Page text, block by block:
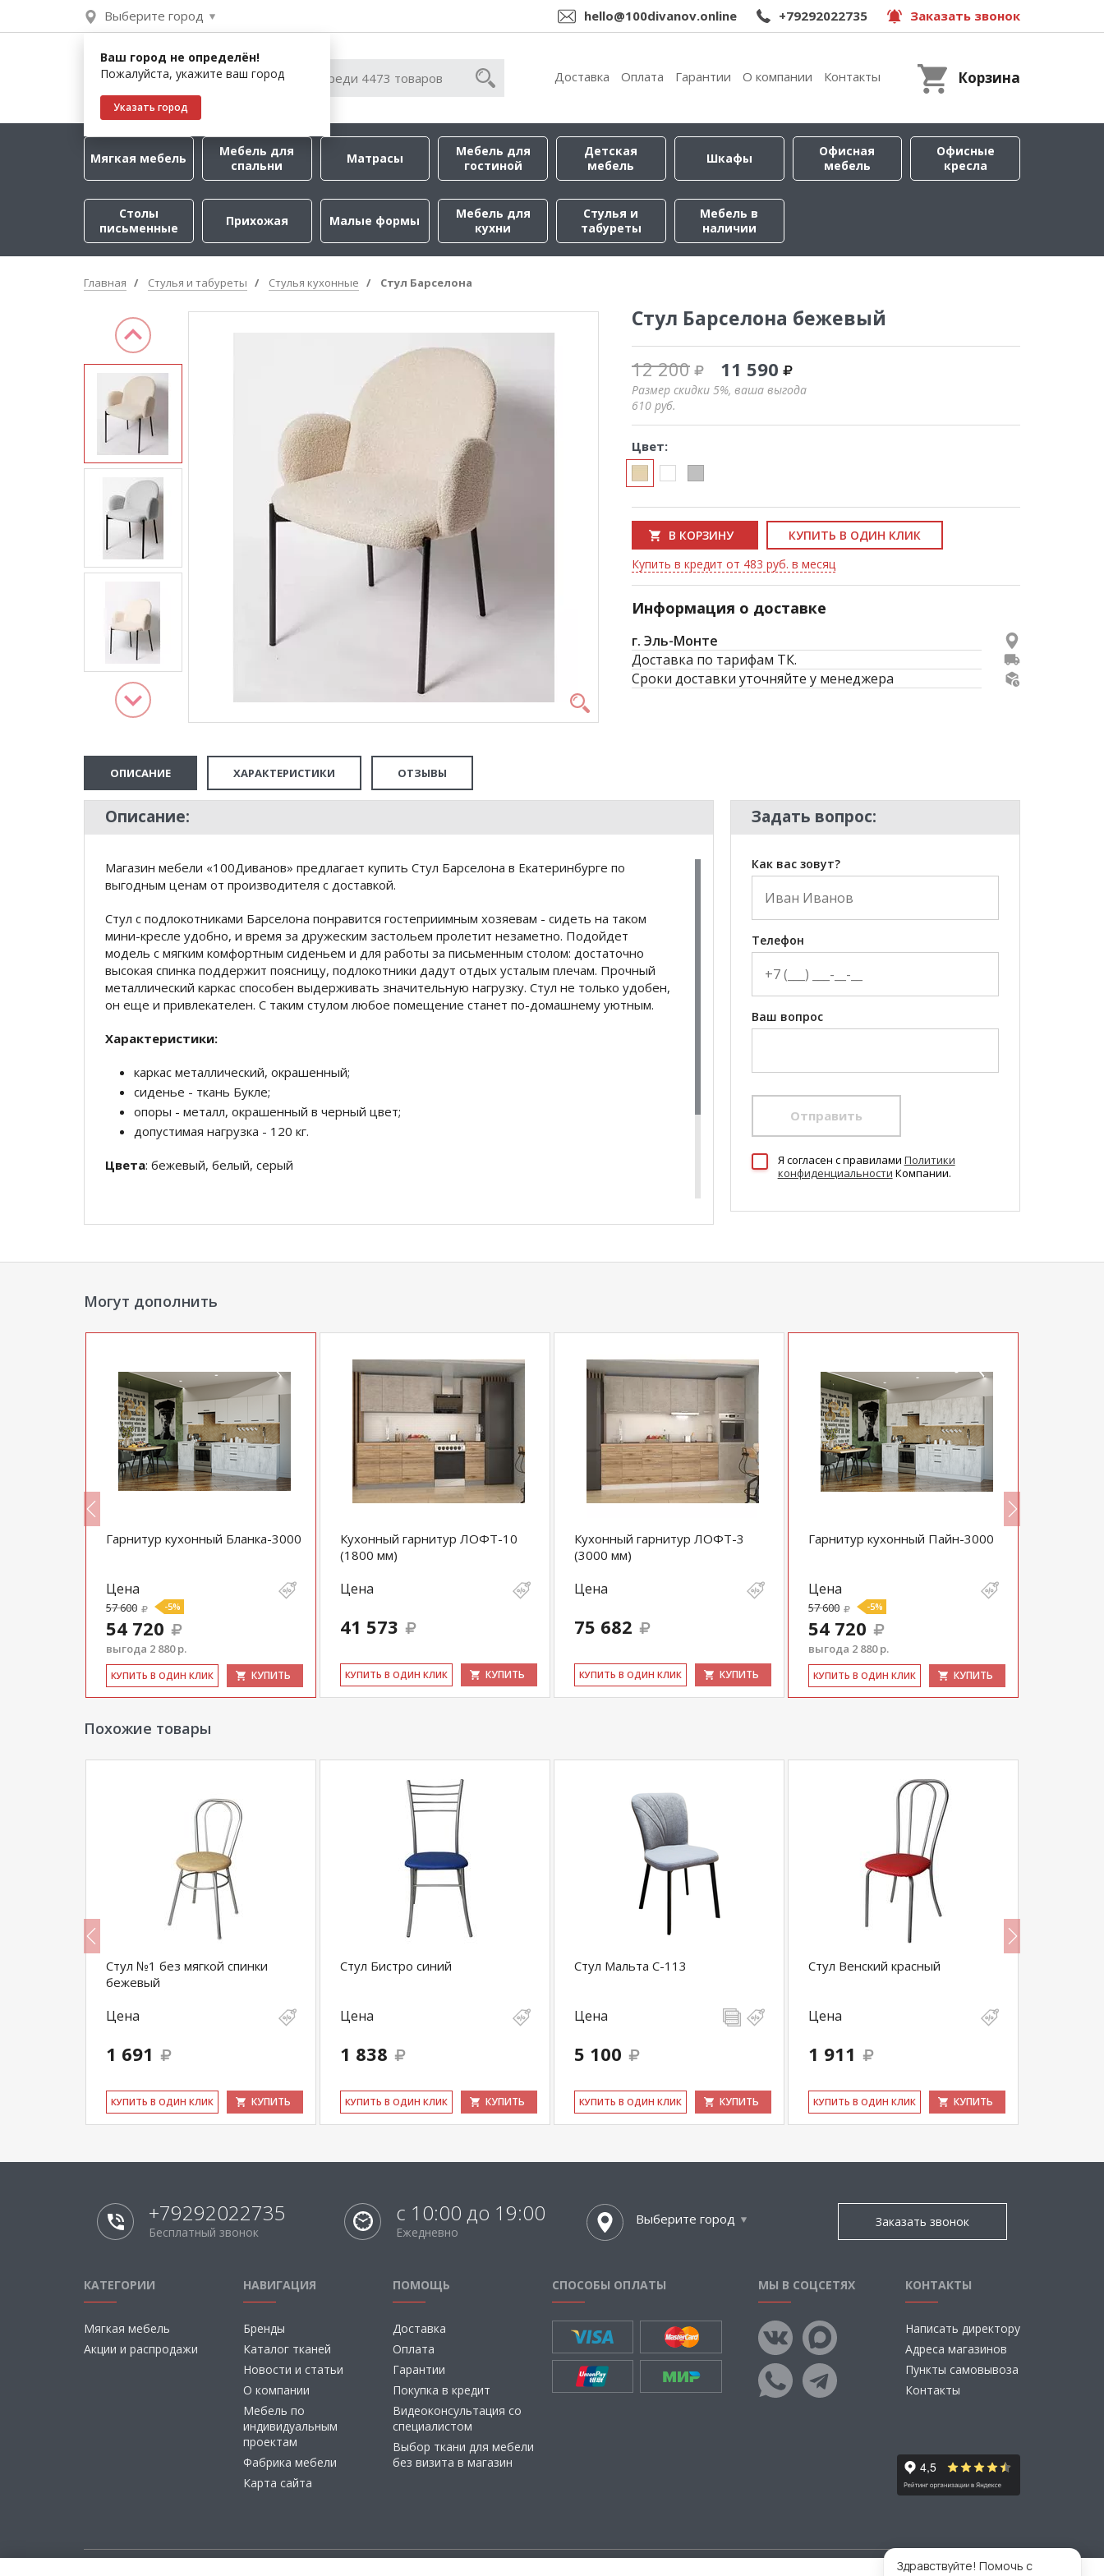
Выберите город
Ваш город не определён!
Пожалуйста, укажите ваш город
Указать город
hello@100divanov.online +79292022735 Заказать звонок
Доставка Оплата Гарантии О компании Контакты Корзина
Мягкая мебель
Мебель для
спальни
Матрасы
Мебель для
гостиной
Детская
мебель
Шкафы
Офисная
мебель
Офисные
кресла
Столы
письменные
Прихожая Малые формы
Мебель для
кухни
Стулья и
табуреты
Мебель в
наличии
Главная Стулья и табуреты Стулья кухонные Стул Барселона
Стул Барселона бежевый
12 200 11 590
Размер скидки 5%, ваша выгода
610 руб.
Цвет:
В КОРЗИНУ
КУПИТЬ В ОДИН КЛИК
Купить в кредит от 483 руб. в месяц
Информация о доставке
г. Эль-Монте
Доставка по тарифам ТК.
Сроки доставки уточняйте у менеджера
ОПИСАНИЕ ХАРАКТЕРИСТИКИ ОТЗЫВЫ
Описание:
Магазин мебели «100Диванов» предлагает купить Стул Барселона в Екатеринбурге по
выгодным ценам от производителя с доставкой.
Стул c подлокотниками Барселона понравится гостеприимным хозяевам - сидеть на таком
мини-кресле удобно, и время за дружеским застольем пролетит незаметно. Подойдет
модель с мягким комфортным сиденьем и для работы за письменным столом: достаточно
высокая спинка поддержит поясницу, подлокотники дадут отдых усталым плечам. Прочный
металлический каркас способен выдерживать значительную нагрузку. Стул не только удобен,
он еще и привлекателен. С таким стулом любое помещение станет по-домашнему уютным.
Характеристики:
каркас металлический, окрашенный;
сиденье - ткань Букле;
опоры - металл, окрашенный в черный цвет;
допустимая нагрузка - 120 кг.
Цвета: бежевый, белый, серый
**Цены на официальном сайте100диванов.com действительны только для интернет-
Задать вопрос:
Как вас зовут?
Телефон
Ваш вопрос
Отправить
Я согласен c правилами Политики
конфиденциальности Компании.
Могут дополнить
Гарнитур кухонный Бланка-3000
Цена
57 600 -5%
54 720
выгода 2 880 р.
КУ­ПИТЬ В ОДИН КЛИК КУПИТЬ
Кухонный гарнитур ЛОФТ-10
(1800 мм)
Цена
41 573
КУ­ПИТЬ В ОДИН КЛИК КУПИТЬ
Кухонный гарнитур ЛОФТ-3
(3000 мм)
Цена
75 682
КУ­ПИТЬ В ОДИН КЛИК КУПИТЬ
Гарнитур кухонный Пайн-3000
Цена
57 600 -5%
54 720
выгода 2 880 р.
КУ­ПИТЬ В ОДИН КЛИК КУПИТЬ
Похожие товары
Стул №1 без мягкой спинки
бежевый
Цена
1 691
КУ­ПИТЬ В ОДИН КЛИК КУПИТЬ
Стул Бистро синий
Цена
1 838
КУ­ПИТЬ В ОДИН КЛИК КУПИТЬ
Стул Мальта С-113
Цена
5 100
КУ­ПИТЬ В ОДИН КЛИК КУПИТЬ
Стул Венский красный
Цена
1 911
КУ­ПИТЬ В ОДИН КЛИК КУПИТЬ
+79292022735
Бесплатный звонок
с 10:00 до 19:00
Ежедневно
Выберите город Заказать звонок
КАТЕГОРИИ
Мягкая мебель
Акции и распродажи
НАВИГАЦИЯ
Бренды
Каталог тканей
Новости и статьи
О компании
Мебель по
индивидуальным
проектам
Фабрика мебели
Карта сайта
ПОМОЩЬ
Доставка
Оплата
Гарантии
Покупка в кредит
Видеоконсультация со
специалистом
Выбор ткани для мебели
без визита в магазин
СПОСОБЫ ОПЛАТЫ МЫ В СОЦСЕТЯХ КОНТАКТЫ
Написать директору
Адреса магазинов
Пункты самовывоза
Контакты
Здравствуйте! Помочь с